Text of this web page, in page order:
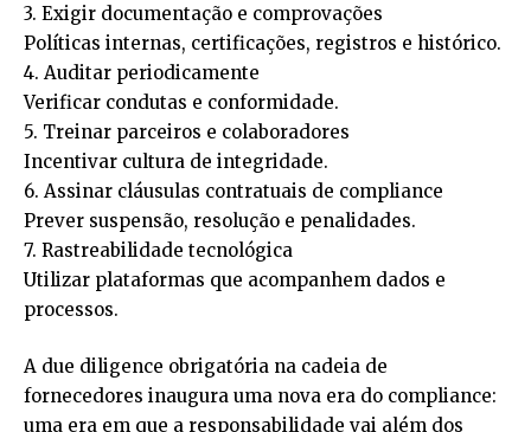
3. Exigir documentação e comprovações
Políticas internas, certificações, registros e histórico.
4. Auditar periodicamente
Verificar condutas e conformidade.
5. Treinar parceiros e colaboradores
Incentivar cultura de integridade.
6. Assinar cláusulas contratuais de compliance
Prever suspensão, resolução e penalidades.
7. Rastreabilidade tecnológica
Utilizar plataformas que acompanhem dados e
processos.
A due diligence obrigatória na cadeia de
fornecedores inaugura uma nova era do compliance:
uma era em que a responsabilidade vai além dos